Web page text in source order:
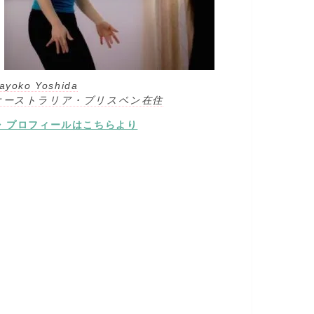
Yoshida
ーストラリア・ブリスベン在住
ロフィールはこちらより